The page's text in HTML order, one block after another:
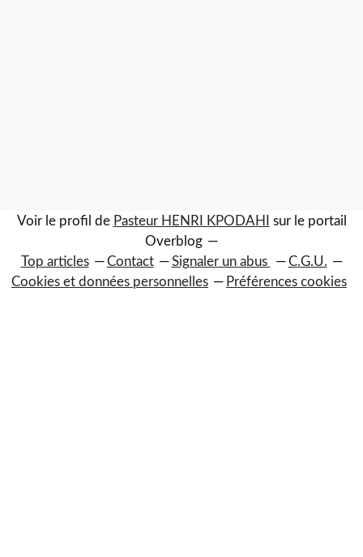
Voir le profil de Pasteur HENRI KPODAHI
sur le portail
Overblog
Top articles
Contact Signaler un abus
C.G.U.
Cookies et données personnelles
Préférences cookies